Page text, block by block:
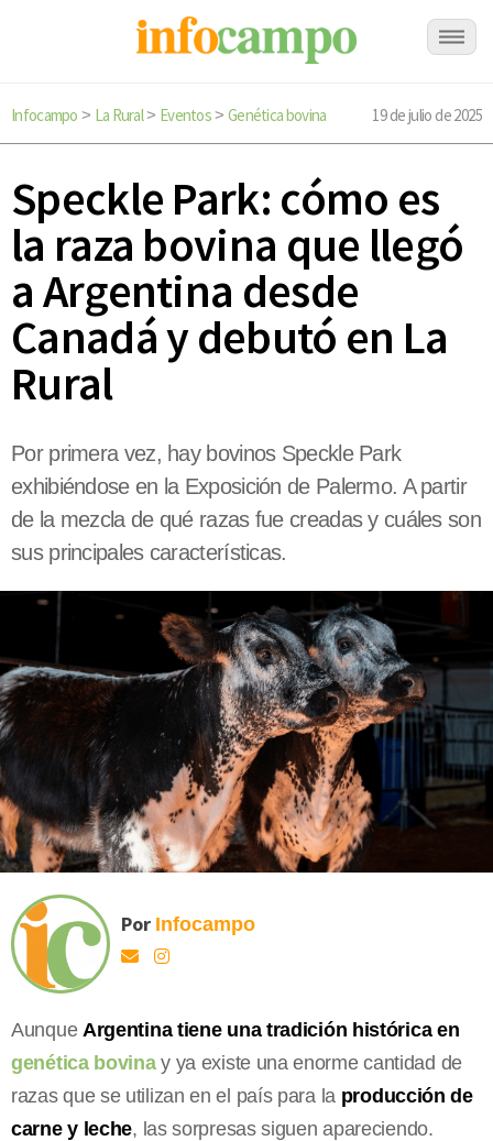
Infocampo > La Rural> Eventos> Genética bovina 19 de julio de 2025
Speckle Park: cómo es
la raza bovina que llegó
a Argentina desde
Canadá y debutó en La
Rural
Por primera vez, hay bovinos Speckle Park
exhibiéndose en la Exposición de Palermo. A partir
de la mezcla de qué razas fue creadas y cuáles son
sus principales características.
Por Infocampo
Aunque Argentina tiene una tradición histórica en
genética bovinay ya existe una enorme cantidad de
razas que se utilizan en el país para la producción de
carne y leche, las sorpresas siguen apareciendo.